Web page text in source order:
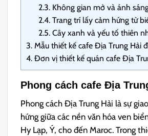
2.3. Không gian mở và ánh
2.4. Trang trí lấy cảm hứng từ
2.5. Cây xanh và yếu tố thiên
3. Mẫu thiết kế cafe Địa Trung Hải
4. Đơn vị thiết kế quán cafe Địa
Phong cách cafe Địa
Phong cách Địa Trung Hải là sự
hứng giữa các nền văn hóa ven
Hy Lạp, Ý, cho đến Maroc. Trong